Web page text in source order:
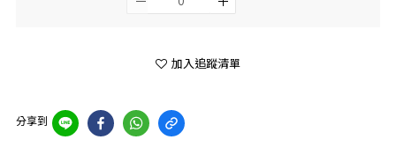
加入追蹤清單
分享到